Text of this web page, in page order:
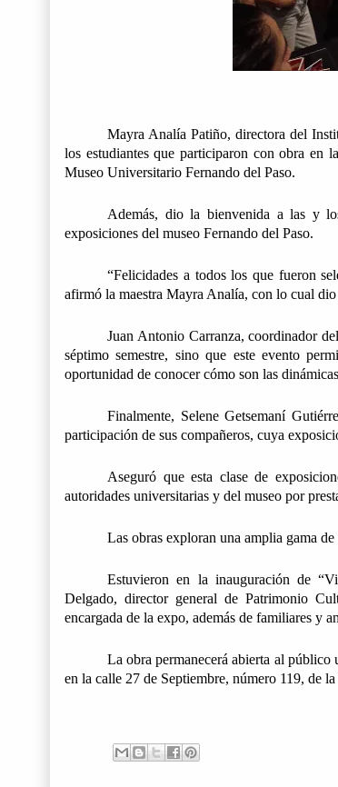
Mayra Analía Patiño, directora del
los estudiantes que participaron con obra en
Museo Universitario Fernando del Paso.
Además, dio la bienvenida a las y
exposiciones del museo Fernando del Paso.
“Felicidades a todos los que fueron
afirmó la maestra Mayra Analía, con lo cual
Juan Antonio Carranza, coordinador
séptimo semestre, sino que este evento
oportunidad de conocer cómo son las
Finalmente, Selene Getsemaní
participación de sus compañeros, cuya
Aseguró que esta clase de
autoridades universitarias y del museo por
Las obras exploran una amplia gama
Estuvieron en la inauguración de
Delgado, director general de Patrimonio
encargada de la expo, además de familiares y
La obra permanecerá abierta al público
en la calle 27 de Septiembre, número 119, de